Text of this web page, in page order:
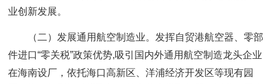
业创新发展。
（二）发展通用航空制造业。发挥自贸港航空器、零部
件进口“零关税”政策优势,吸引国内外通用航空制造龙头企业
在海南设厂，依托海口高新区、洋浦经济开发区等现有园